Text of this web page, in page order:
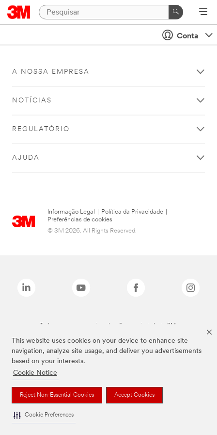
This website uses cookies on your device to enhance site
navigation, analyze site usage, and deliver you advertisements
based on your interests.
Cookie Notice
Reject Non-Essential Cookies Accept Cookies
Cookie Preferences
Conta
A NOSSA EMPRESA
NOTÍCIAS
REGULATÓRIO
AJUDA
Informação Legal Política da Privacidade
Preferências de cookies
© 3M 2026. All Rights Reserved.
Todas as marcas mencionadas são propriedade da 3M.